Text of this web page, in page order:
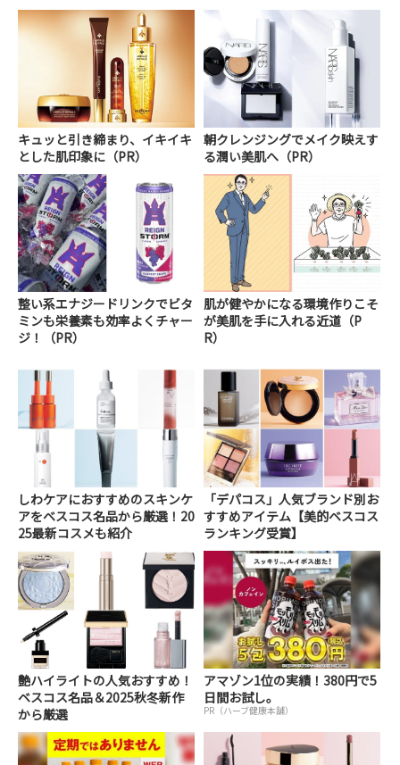
キュッと引き締まり、イキイキ
とした肌印象に（PR）
朝クレンジングでメイク映えす
る潤い美肌へ（PR）
整い系エナジードリンクでビタ
ミンも栄養素も効率よくチャー
ジ！（PR）
肌が健やかになる環境作りこそ
が美肌を手に入れる近道（P
R）
しわケアにおすすめのスキンケ
アをベスコス名品から厳選！20
25最新コスメも紹介
「デパコス」人気ブランド別お
すすめアイテム【美的ベスコス
ランキング受賞】
艶ハイライトの人気おすすめ！
ベスコス名品＆2025秋冬新作
から厳選
アマゾン1位の実績！380円で5
日間お試し。
PR（ハーブ健康本舗）